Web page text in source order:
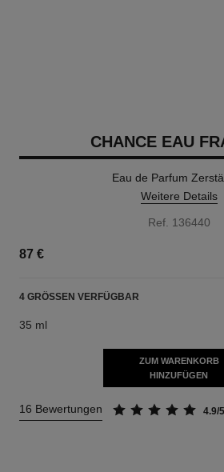
CHANCE EAU
Eau de Parfum
Weitere Details
Ref. 136440
87 €
4 GRÖSSEN VERFÜGBAR
35 ml
ZUM WARENKORB
HINZUFÜGEN
16 Bewertungen 4.9/5